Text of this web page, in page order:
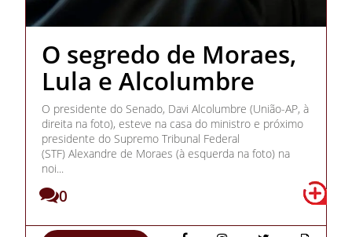
O segredo de Moraes,
Lula e Alcolumbre
O presidente do Senado, Davi Alcolumbre (União-AP, à
direita na foto), esteve na casa do ministro e próximo
presidente do Supremo Tribunal Federal
(STF) Alexandre de Moraes (à esquerda na foto) na
noi...
0